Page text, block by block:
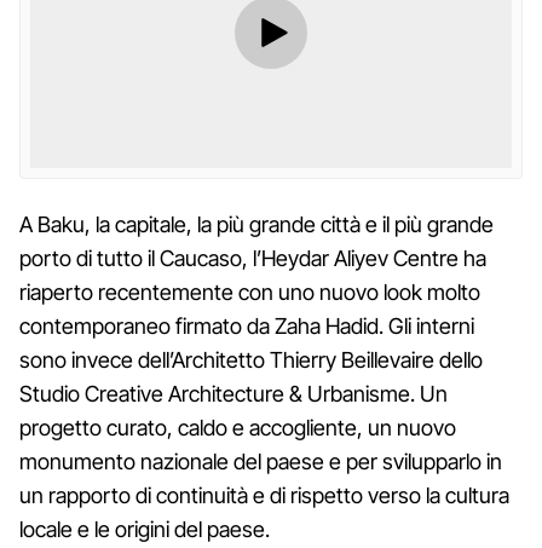
A Baku, la capitale, la più grande città e il più grande
porto di tutto il Caucaso, l’Heydar Aliyev Centre ha
riaperto recentemente con uno nuovo look molto
contemporaneo firmato da Zaha Hadid. Gli interni
sono invece dell’Architetto Thierry Beillevaire dello
Studio Creative Architecture & Urbanisme. Un
progetto curato, caldo e accogliente, un nuovo
monumento nazionale del paese e per svilupparlo in
un rapporto di continuità e di rispetto verso la cultura
locale e le origini del paese.